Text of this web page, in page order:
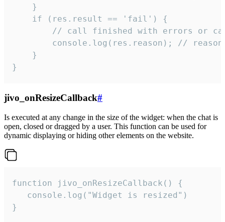
    }
    if (res.result == 'fail') {
// call finished with errors or
console.log(res.reason); //
    }
}
jivo_onResizeCallback#
Is executed at any change in the size of the widget: when the chat is
open, closed or dragged by a user. This function can be used for
dynamic displaying or hiding other elements on the website.
function jivo_onResizeCallback() {
   console.log("Widget is resized")
}